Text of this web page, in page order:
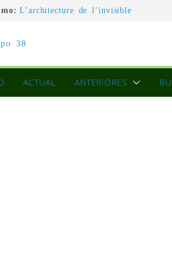
L’architecture de l’invisible
excepcional
Blanca Beatriz Caraballo o el
ACTUAL ANTERIORES